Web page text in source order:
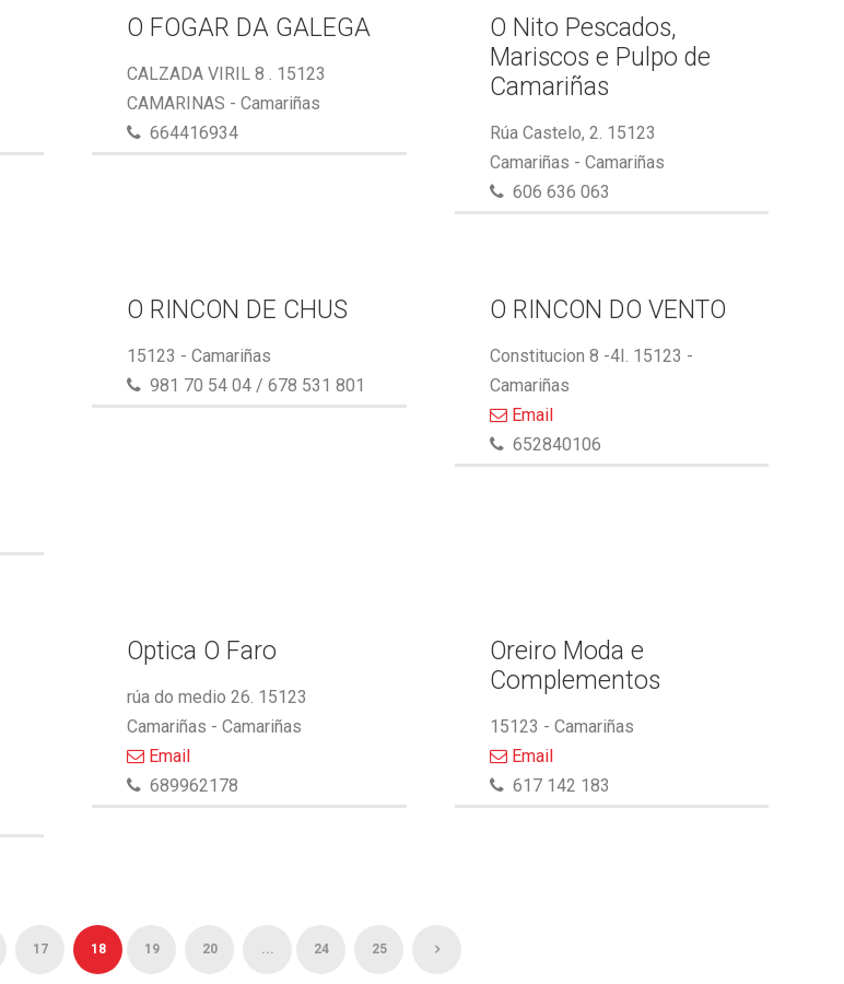
O FOGAR DA GALEGA
CALZADA VIRIL 8 . 15123
CAMARINAS - Camariñas
664416934
O Nito Pescados,
Mariscos e Pulpo de
Camariñas
Rúa Castelo, 2. 15123
Camariñas - Camariñas
606 636 063
O RINCON DE CHUS
15123 - Camariñas
981 70 54 04 / 678 531 801
O RINCON DO VENTO
Constitucion 8 -4I. 15123 -
Camariñas
Email
652840106
Optica O Faro
rúa do medio 26. 15123
Camariñas - Camariñas
Email
689962178
Oreiro Moda e
Complementos
15123 - Camariñas
Email
617 142 183
17 18 19 20 ... 24 25